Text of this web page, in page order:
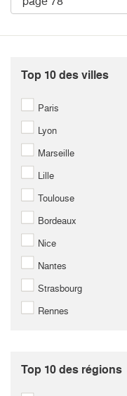
Top 10 des villes
Paris
Lyon
Marseille
Lille
Toulouse
Bordeaux
Nice
Nantes
Strasbourg
Rennes
Top 10 des régions